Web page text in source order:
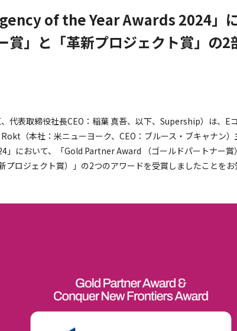
of the Year Awards 2024」
賞」と「革新プロジェクト賞」の2
代表取締役社長CEO：稲葉 真吾、以下、Supership）は、E
（本社：米ニューヨーク、CEO：ブルース・ブキャナン）
」において、「Gold Partner Award （ゴールドパートナー賞
プロジェクト賞）」の2つのアワードを受賞しましたことをお